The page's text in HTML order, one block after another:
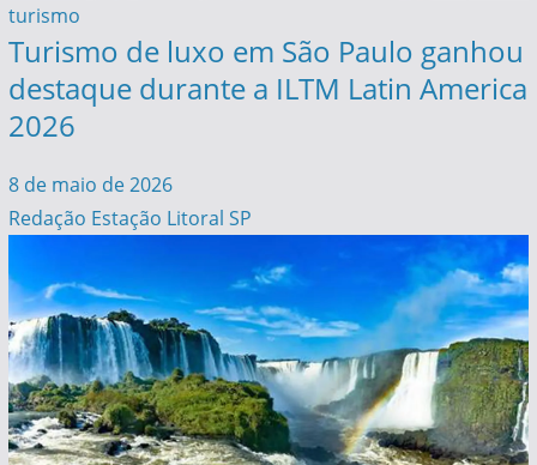
turismo
Turismo de luxo em São Paulo ganhou
destaque durante a ILTM Latin America
2026
8 de maio de 2026
Redação Estação Litoral SP